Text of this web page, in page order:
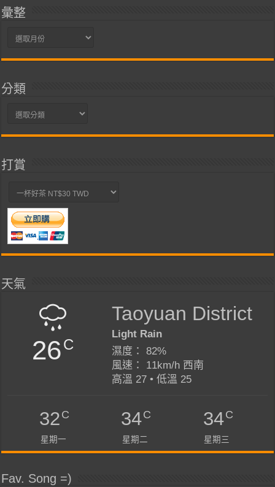
彙整
彙
分類
分
打賞
天氣
26C
Taoyuan District
Light Rain
濕度： 82%
風速： 11km/h 西南
高溫 27 • 低溫 25
32C
星期一
34C
星期二
34C
星期三
Fav. Song =)